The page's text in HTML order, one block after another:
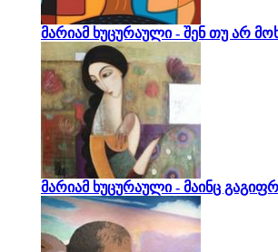
მარიამ ხუცურაული - შენ თუ არ
მარიამ ხუცურაული - მაინც